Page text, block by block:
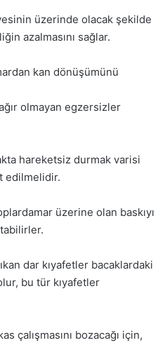
üzerinde olacak şekilde
azalmasını sağlar.
kan dönüşümünü
olmayan egzersizler
hareketsiz durmak varisi
edilmelidir.
üzerine olan baskıyı
dar kıyafetler bacaklardaki
bu tür kıyafetler
çalışmasını bozacağı için,